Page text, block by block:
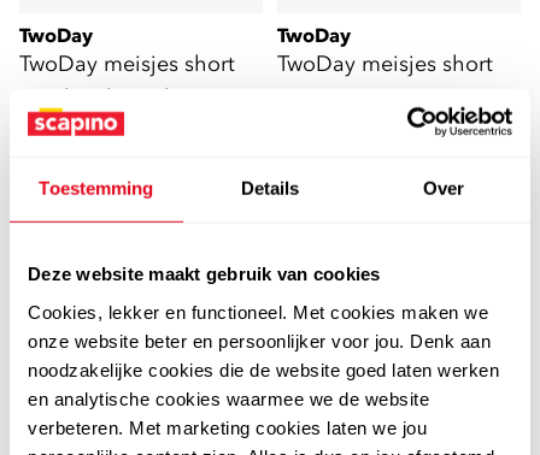
Toestemming Details Over
Deze website maakt gebruik van cookies
Cookies, lekker en functioneel. Met cookies maken we
onze website beter en persoonlijker voor jou. Denk aan
noodzakelijke cookies die de website goed laten werken
en analytische cookies waarmee we de website
verbeteren. Met marketing cookies laten we jou
TwoDay
TwoDay meisjes short
met borduursels wit
700
TwoDay
TwoDay meisjes short
sale